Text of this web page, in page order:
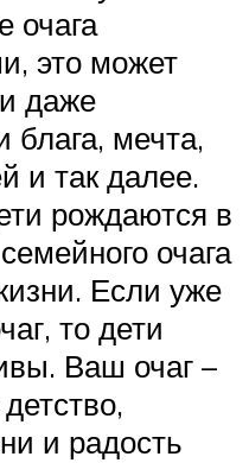
очага
это может
даже
мечта,
и так далее.
рождаются в
очага
Если уже
то дети
Ваш очаг –
и радость